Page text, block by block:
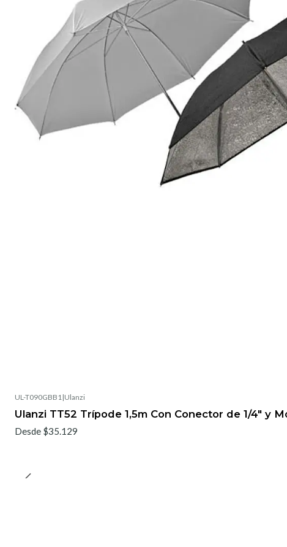
UL-T090GBB1 |Ulanzi
Ulanzi TT52 Trípode 1,5m Con Conector de 1/4" y
Desde $35.129